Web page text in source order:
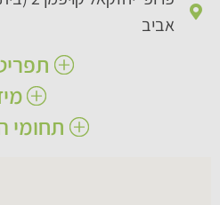
אביב
ראשי
תחומי
הצהרת
תחומי